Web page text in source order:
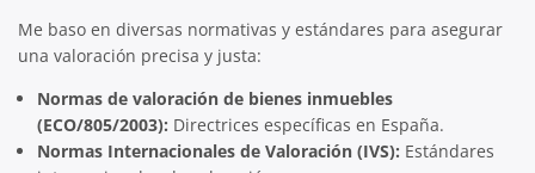
Me baso en diversas normativas y estándares para asegurar
una valoración precisa y justa:
Normas de valoración de bienes inmuebles
(ECO/805/2003): Directrices específicas en España.
Normas Internacionales de Valoración (IVS): Estándares